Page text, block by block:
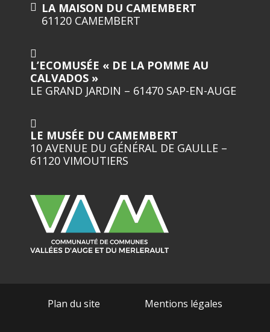
LA MAISON DU CAMEMBERT
61120 CAMEMBERT
L’ECOMUSÉE « DE LA POMME AU
CALVADOS »
LE GRAND JARDIN – 61470 SAP-EN-AUGE
LE MUSÉE DU CAMEMBERT
10 AVENUE DU GÉNÉRAL DE GAULLE –
61120 VIMOUTIERS
Plan du site Mentions légales